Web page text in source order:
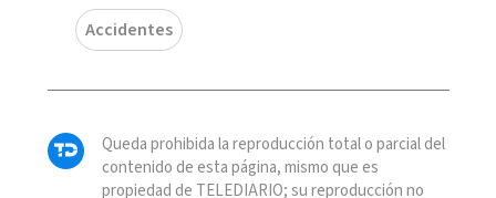
Accidentes
Queda prohibida la reproducción total o parcial del
contenido de esta página, mismo que es
propiedad de TELEDIARIO; su reproducción no